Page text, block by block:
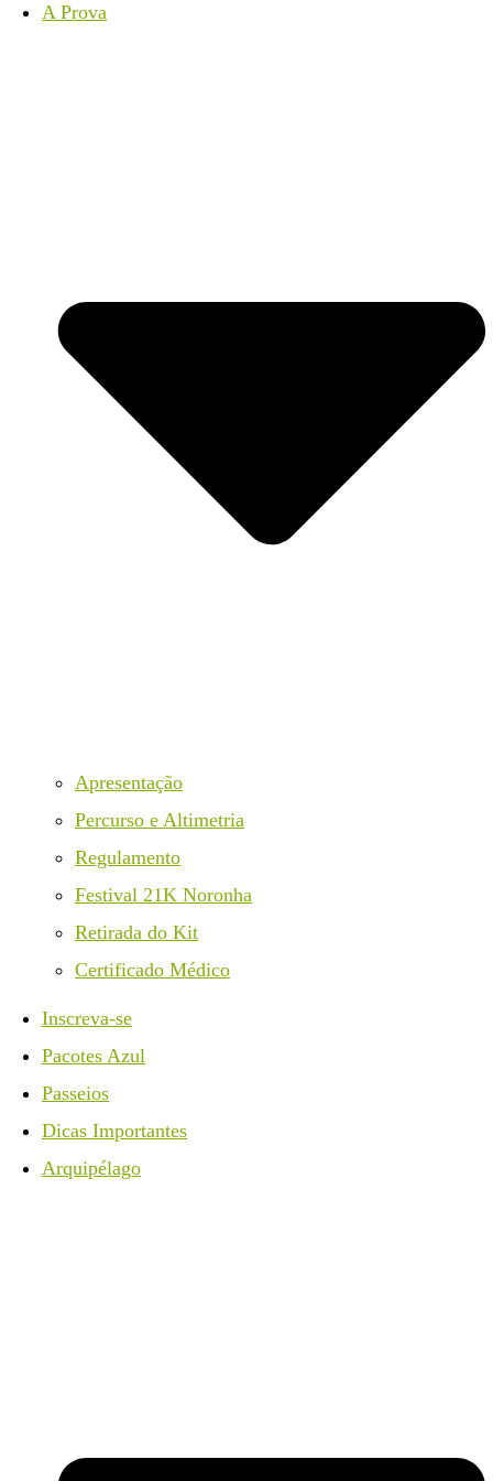
A Prova
Apresentação
Percurso e Altimetria
Regulamento
Festival 21K Noronha
Retirada do Kit
Certificado Médico
Inscreva-se
Pacotes Azul
Passeios
Dicas Importantes
Arquipélago